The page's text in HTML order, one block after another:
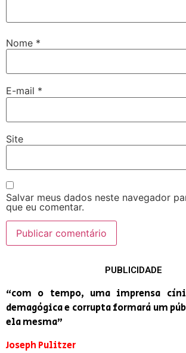
Nome *
E-mail *
Site
Salvar meus dados neste navegador
que eu comentar.
PUBLICIDADE
“com o tempo, uma imprensa
demagógica e corrupta formará um
ela mesma”
Joseph Pulitzer